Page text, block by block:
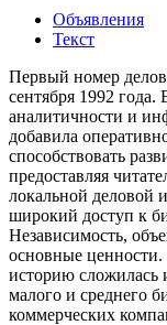
Объявления
Текст
Первый номер
сентября 1992
аналитичности и
добавила
способствовать
предоставляя
локальной деловой
широкий доступ к
Независимость,
основные
историю сложилась
малого и среднего
коммерческих